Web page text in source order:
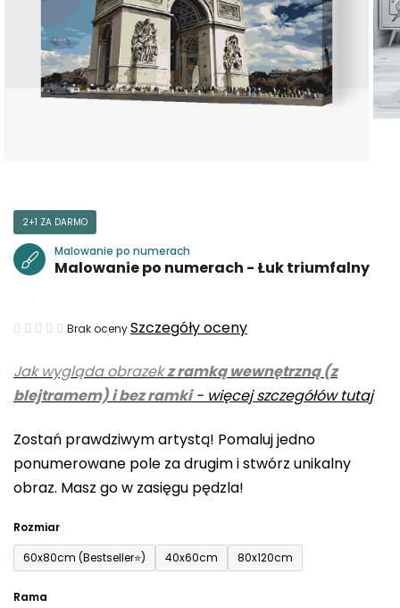
Jak wygląda obrazekz ramką wewnętrzną (z
blejtramem) i bez ramki- więcej szczegółów tutaj
Zostań prawdziwym artystą! Pomaluj jedno
ponumerowane pole za drugim i stwórz unikalny
obraz. Masz go w zasięgu pędzla!
Rozmiar
60x80cm (Bestseller⭐)
40x60cm 80x120cm
Rama
2+1 ZA DARMO
Malowanie po numerach
Malowanie po numerach - Łuk triumfalny
Średnia
produktu
wynosi
na
5
gwiazdek.
Brak ocenySzczegóły oceny